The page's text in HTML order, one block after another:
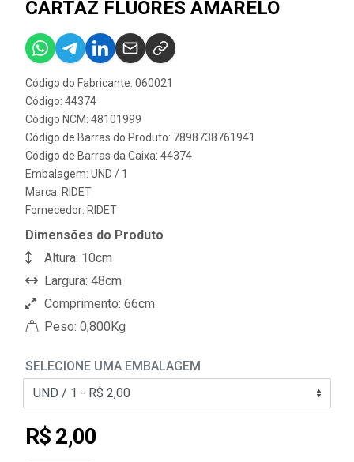
CARTAZ FLUORES AMARELO
Código do Fabricante: 060021
Código: 44374
Código NCM: 48101999
Código de Barras do Produto: 7898738761941
Código de Barras da Caixa: 44374
Embalagem: UND / 1
Marca: RIDET
Fornecedor: RIDET
Dimensões do Produto
Altura: 10cm
Largura: 48cm
Comprimento: 66cm
Peso: 0,800Kg
SELECIONE UMA EMBALAGEM
R$ 2,00